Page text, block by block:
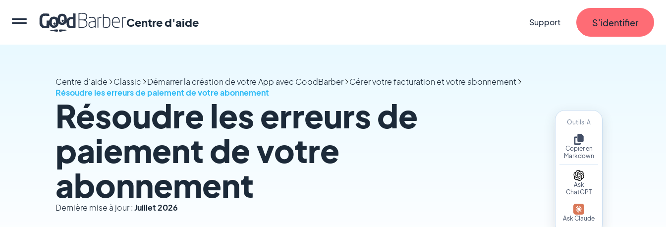
Centre d'aide Support S'identifier
Outils IA
Copier en
Markdown
Ask
ChatGPT
Ask Claude
Centre d'aide Classic Démarrer la création de votre App avec GoodBarber
Gérer votre facturation et votre abonnement
Résoudre les erreurs de paiement de votre abonnement
Résoudre les erreurs de
paiement de votre
abonnement
Dernière mise à jour :Juillet 2026